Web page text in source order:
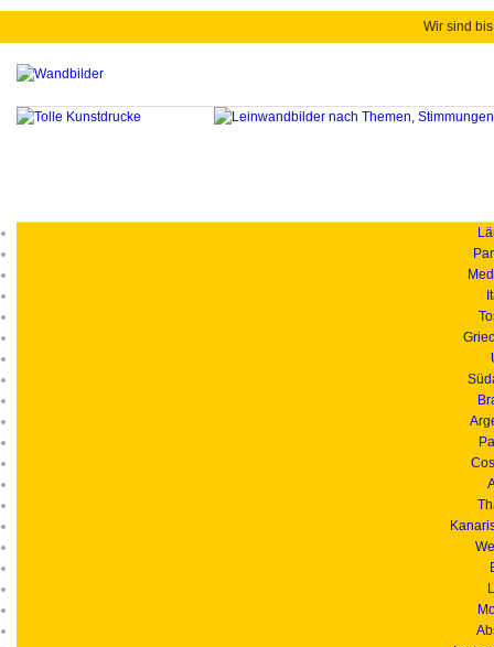
Wir sind